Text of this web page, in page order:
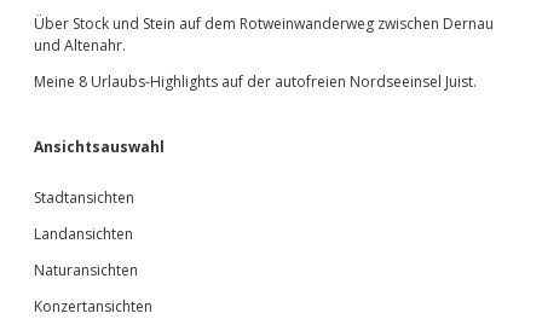
Über Stock und Stein auf dem Rotweinwanderweg zwischen Dernau
und Altenahr.
Meine 8 Urlaubs-Highlights auf der autofreien Nordseeinsel Juist.
Ansichtsauswahl
Stadtansichten
Landansichten
Naturansichten
Konzertansichten